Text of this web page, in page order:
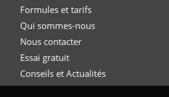
Formules et tarifs
Qui sommes-nous
Nous contacter
Essai gratuit
Conseils et Actualités